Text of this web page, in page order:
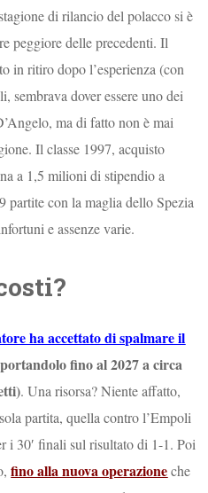
di rilancio del polacco si è
peggiore delle precedenti. Il
in ritiro dopo l’esperienza (con
sembrava dover essere uno dei
ma di fatto non è mai
Il classe 1997, acquisto
a 1,5 milioni di stipendio a
partite con la maglia dello Spezia
e assenze varie.
ha accettato di spalmare il
portandolo fino al 2027 a circa
. Una risorsa? Niente affatto,
partita, quella contro l’Empoli
i 30′ finali sul risultato di 1-1. Poi
fino alla nuova operazioneche